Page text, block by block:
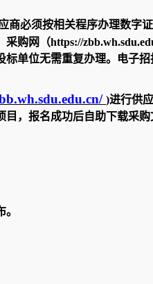
商必须按相关程序办理数字
购网（https://
单位无需重复办理。电子
)进行供
，报名成功后自助下载采购